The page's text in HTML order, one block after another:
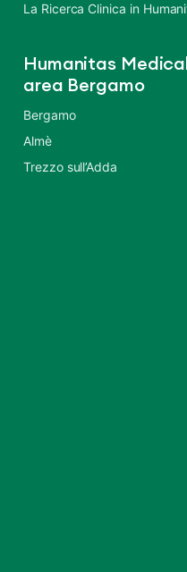
La Ricerca Clinica in
Humanitas
area Bergamo
Bergamo
Almè
Trezzo sull’Adda